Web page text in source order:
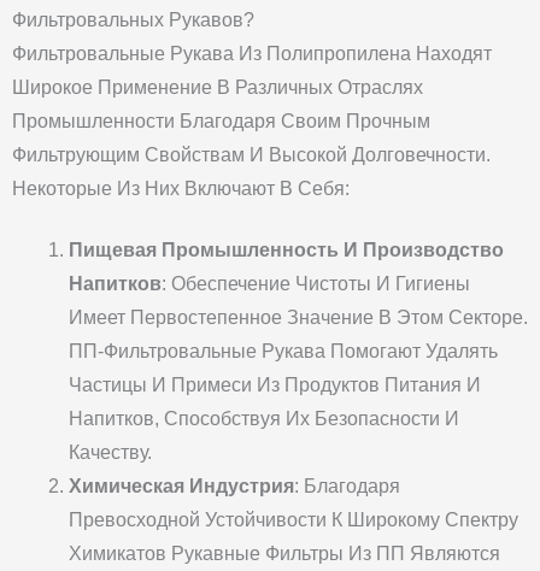
Фильтровальных Рукавов?
Фильтровальные Рукава Из Полипропилена Находят
Широкое Применение В Различных Отраслях
Промышленности Благодаря Своим Прочным
Фильтрующим Свойствам И Высокой Долговечности.
Некоторые Из Них Включают В Себя:
Пищевая Промышленность И Производство
Напитков: Обеспечение Чистоты И Гигиены
Имеет Первостепенное Значение В Этом Секторе.
ПП-Фильтровальные Рукава Помогают Удалять
Частицы И Примеси Из Продуктов Питания И
Напитков, Способствуя Их Безопасности И
Качеству.
Химическая Индустрия: Благодаря
Превосходной Устойчивости К Широкому Спектру
Химикатов Рукавные Фильтры Из ПП Являются